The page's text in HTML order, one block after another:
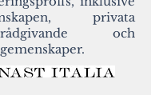
privata
och